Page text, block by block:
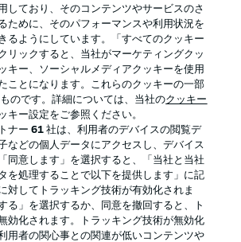
BUNDESLIGA APP
しており、そのコンテンツやサービスのさ
ために、そのパフォーマンスや利用状況を
るようにしています。「すべてのクッキー
リックすると、当社がマーケティングクッ
キー、ソーシャルメディアクッキーを使用
ことになります。これらのクッキーの一部
のです。詳細については、当社のクッキー
キー設定をご参照ください。
ナー61 社は、利用者のデバイスの閲覧デ
などの個人データにアクセスし、デバイス
同意します」を選択すると、「当社と当社
を処理することで以下を提供します」に記
対してトラッキング技術が有効化されま
る」を選択するか、同意を撤回すると、ト
効化されます。トラッキング技術が無効化
用者の関心事との関連が低いコンテンツや